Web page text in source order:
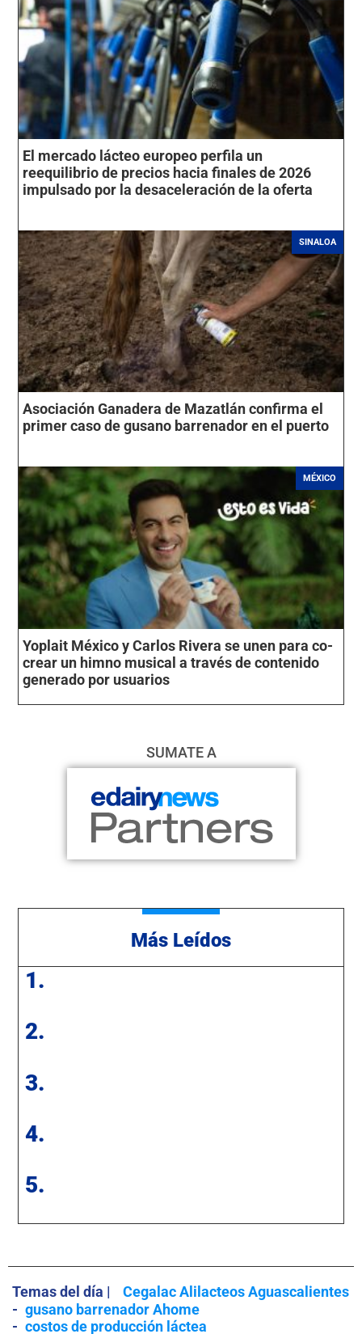
El mercado lácteo europeo perfila un
reequilibrio de precios hacia finales de 2026
impulsado por la desaceleración de la oferta
SINALOA
Asociación Ganadera de Mazatlán confirma el
primer caso de gusano barrenador en el puerto
MÉXICO
Yoplait México y Carlos Rivera se unen para co-
crear un himno musical a través de contenido
generado por usuarios
SUMATE A
Más Leídos
1.
2.
3.
4.
5.
Temas del día |
Cegalac Alilacteos Aguascalientes
- gusano barrenador Ahome
- costos de producción láctea